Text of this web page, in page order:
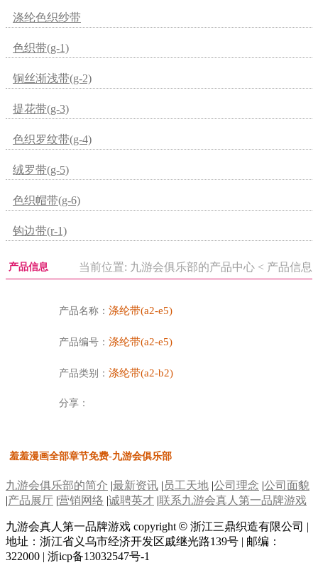
涤纶色织纱带
色织带(g-1)
铜丝渐浅带(g-2)
提花带(g-3)
色织罗纹带(g-4)
绒罗带(g-5)
色织帽带(g-6)
钩边带(r-1)
产品信息 当前位置: 九游会俱乐部的产品中心 < 产品信息
产品名称： 涤纶带(a2-e5)
产品编号： 涤纶带(a2-e5)
产品类别： 涤纶带(a2-b2)
分享：
羞羞漫画全部章节免费-九游会俱乐部
九游会俱乐部的简介 |最新资讯 | 员工天地 |公司理念 |公司面貌
|产品展厅 |营销网络 |诚聘英才 |联系九游会真人第一品牌游戏
九游会真人第一品牌游戏 copyright © 浙江三鼎织造有限公司 |
地址：浙江省义乌市经济开发区戚继光路139号 | 邮编：
322000 | 浙icp备13032547号-1